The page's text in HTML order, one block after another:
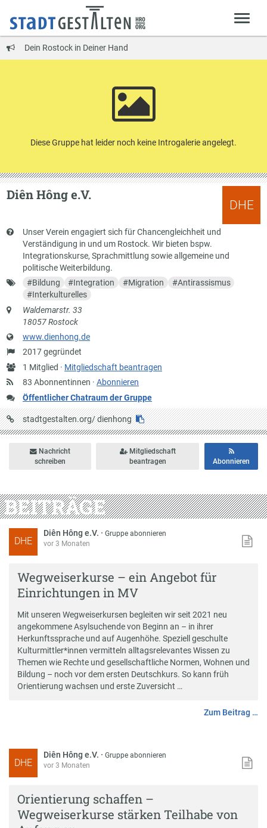
Dein Rostock in Deiner Hand
Diese Gruppe hat leider noch keine Introgalerie angelegt.
DHE
Diên Hông e.V.
Kurzbeschreibung
Unser Verein engagiert sich für Chancengleichheit und
Verständigung in und um Rostock. Wir bieten bspw.
Integrationskurse, Sprachmittlung sowie allgemeine und
politische Weiterbildung.
Schlagworte
#Bildung #Integration #Migration #Antirassismus
#Interkulturelles
Anschrift
Waldemarstr. 33
18057 Rostock
Website
www.dienhong.de
Gründung
2017 gegründet
Anzahl
Mitglieder
1 Mitglied · Mitgliedschaft beantragen
83 Abonnentinnen ·Abonnieren
Öffentlicher Chatraum der Gruppe
URL
auf
stadtgestalten.org/ dienhong
Nachricht
schreiben
Mitgliedschaft
beantragen
Abonnieren
BEITRÄGE
DHE
Diên Hông e.V. ·Gruppe abonnieren
vor 3 Monaten
Wegweiserkurse – ein Angebot für
Einrichtungen in MV
Mit unseren Wegweiserkursen begleiten wir seit 2021 neu
angekommene Asylsuchende von Beginn an – in ihrer
Herkunftssprache und auf Augenhöhe. Speziell geschulte
Kulturmittler*innen vermitteln alltagsrelevantes Wissen zu
Themen wie Rechte und gesellschaftliche Normen, Wohnen und
Bildung – noch vor dem ersten Deutschkurs. So kann früh
Orientierung wachsen und erste Zuversicht …
Zum Beitrag …
DHE
Diên Hông e.V. ·Gruppe abonnieren
vor 3 Monaten
Orientierung schaffen –
Wegweiserkurse stärken Teilhabe von